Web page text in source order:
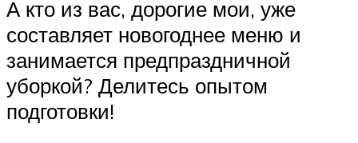
А кто из вас, дорогие мои, уже
составляет новогоднее меню и
занимается предпраздничной
уборкой? Делитесь опытом
подготовки!